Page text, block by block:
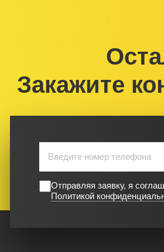
Закажите
Отправляя заявку, я
Политикой